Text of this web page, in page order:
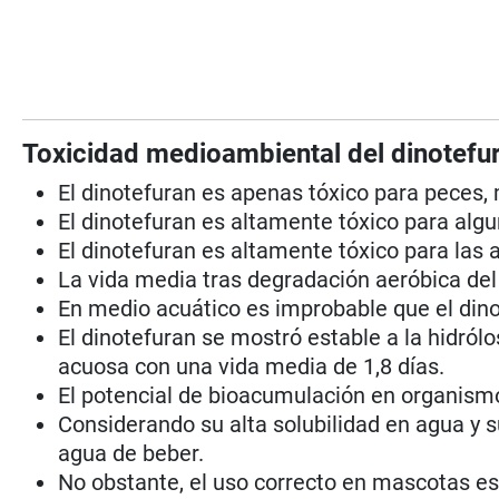
Toxicidad medioambiental del
El dinotefuran es apenas tóxico para
El dinotefuran es altamente tóxico para
El dinotefuran es altamente tóxico para las
La vida media tras degradación aeróbica
En medio acuático es improbable que el
El dinotefuran se mostró estable a la
acuosa con una vida media de 1,8 días.
El potencial de bioacumulación en
Considerando su alta solubilidad en agua
agua de beber.
No obstante, el uso correcto en mascotas